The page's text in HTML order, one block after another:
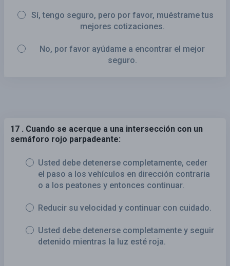
Sí, tengo seguro, pero por favor, muéstrame tus
mejores cotizaciones.
No, por favor ayúdame a encontrar el mejor
seguro.
17 . Cuando se acerque a una intersección con un
semáforo rojo parpadeante:
Usted debe detenerse completamente, ceder
el paso a los vehículos en dirección contraria
o a los peatones y entonces continuar.
Reducir su velocidad y continuar con cuidado.
Usted debe detenerse completamente y seguir
detenido mientras la luz esté roja.